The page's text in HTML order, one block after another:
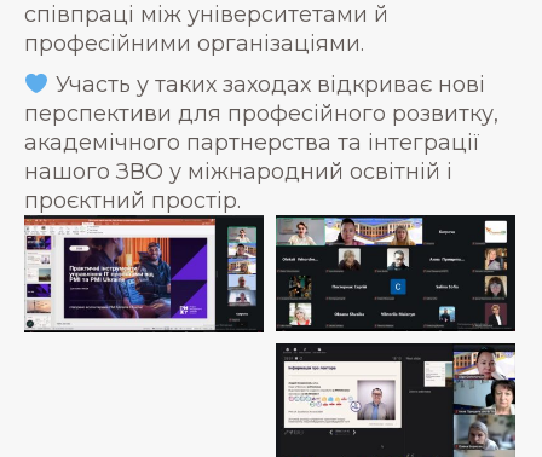
співпраці між університетами й
професійними організаціями.
Участь у таких заходах відкриває нові
перспективи для професійного розвитку,
академічного партнерства та інтеграції
нашого ЗВО у міжнародний освітній і
проєктний простір.